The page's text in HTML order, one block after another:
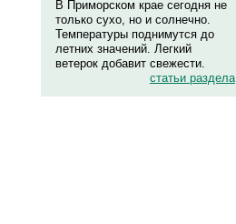
В Приморском крае сегодня не
только сухо, но и солнечно.
Температуры поднимутся до
летних значений. Легкий
ветерок добавит свежести.
статьи раздела